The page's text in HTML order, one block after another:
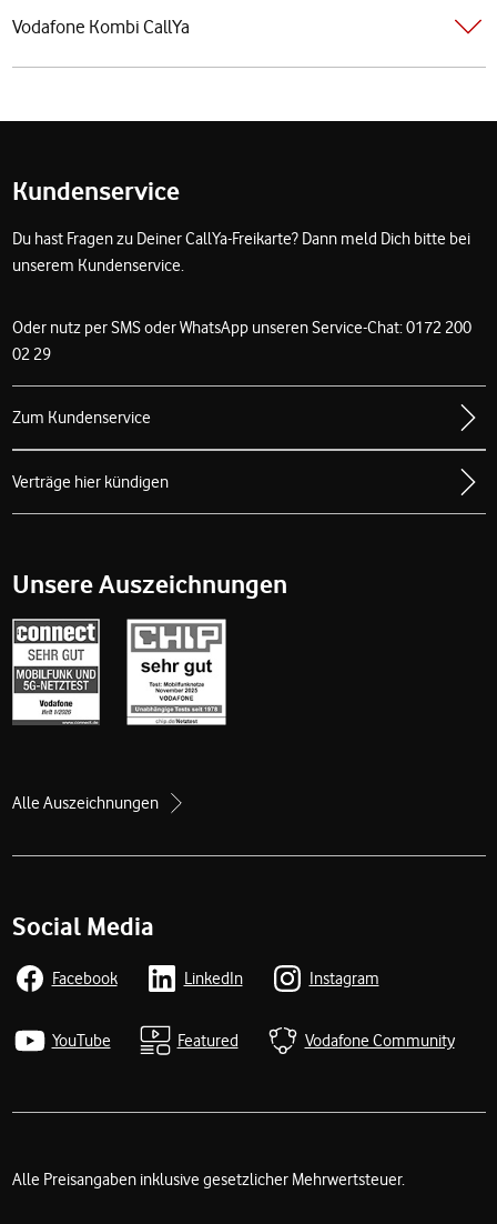
Vodafone Kombi CallYa
Kundenservice
Du hast Fragen zu Deiner CallYa-Freikarte? Dann meld Dich bitte bei
unserem Kundenservice.
Oder nutz per SMS oder WhatsApp unseren Service-Chat: 0172 200
02 29
Zum Kundenservice
Verträge hier kündigen
Unsere Auszeichnungen
Alle Auszeichnungen
Social Media
Facebook LinkedIn Instagram
YouTube Featured Vodafone Community
Alle Preisangaben inklusive gesetzlicher Mehrwertsteuer.